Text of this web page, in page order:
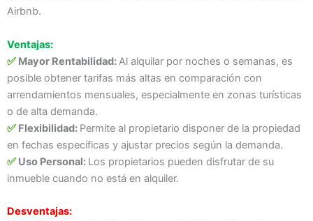
Airbnb.
Ventajas:
✅ Mayor Rentabilidad: Al alquilar por noches o semanas, es
posible obtener tarifas más altas en comparación con
arrendamientos mensuales, especialmente en zonas turísticas
o de alta demanda.
✅ Flexibilidad: Permite al propietario disponer de la propiedad
en fechas específicas y ajustar precios según la demanda.
✅ Uso Personal: Los propietarios pueden disfrutar de su
inmueble cuando no está en alquiler.
Desventajas: